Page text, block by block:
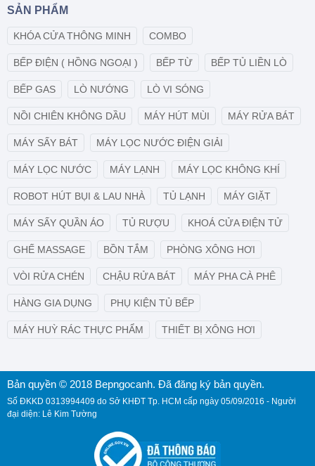
SẢN PHẨM
KHÓA CỬA THÔNG MINH COMBO
BẾP ĐIỆN ( HỒNG NGOẠI ) BẾP TỪ BẾP TỦ LIỀN LÒ
BẾP GAS LÒ NƯỚNG LÒ VI SÓNG
NỒI CHIÊN KHÔNG DẦU MÁY HÚT MÙI MÁY RỬA BÁT
MÁY SẤY BÁT MÁY LỌC NƯỚC ĐIỆN GIẢI
MÁY LỌC NƯỚC MÁY LẠNH MÁY LỌC KHÔNG KHÍ
ROBOT HÚT BỤI & LAU NHÀ TỦ LẠNH MÁY GIẶT
MÁY SẤY QUẦN ÁO TỦ RƯỢU KHOÁ CỬA ĐIỆN TỬ
GHẾ MASSAGE BỒN TẮM PHÒNG XÔNG HƠI
VÒI RỬA CHÉN CHẬU RỬA BÁT MÁY PHA CÀ PHÊ
HÀNG GIA DỤNG PHỤ KIỆN TỦ BẾP
MÁY HUỲ RÁC THỰC PHẨM THIẾT BỊ XÔNG HƠI
Bản quyền © 2018 Bepngocanh. Đã đăng ký bản quyền.
Số ĐKKD 0313994409 do Sở KHĐT Tp. HCM cấp ngày 05/09/2016 - Người
đại diện: Lê Kim Tường